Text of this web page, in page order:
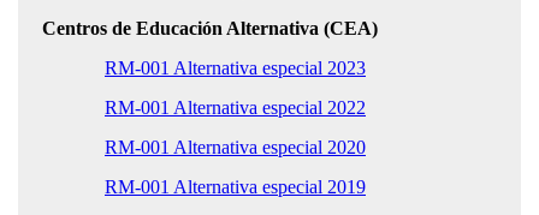
Centros de Educación Alternativa (CEA)
RM-001 Alternativa especial 2023
RM-001 Alternativa especial 2022
RM-001 Alternativa especial 2020
RM-001 Alternativa especial 2019